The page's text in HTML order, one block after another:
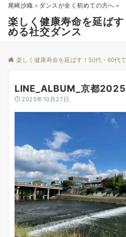
尾崎沙織＜ダンスが全く初めての方へ＞
楽しく健康寿命を延ば
める社交ダンス
楽しく健康寿命を延ばす！50代・60代
LINE_ALBUM_京都
2025年10月27日